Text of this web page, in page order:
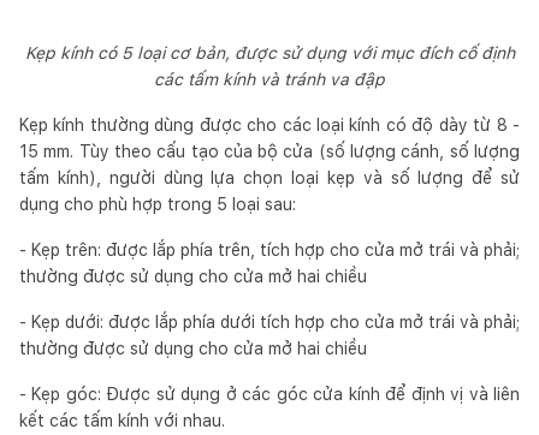
Kẹp kính có 5 loại cơ bản, được sử dụng với mục đích cố định
các tấm kính và tránh va đập
Kẹp kính thường dùng được cho các loại kính có độ dày từ 8 -
15 mm. Tùy theo cấu tạo của bộ cửa (số lượng cánh, số lượng
tấm kính), người dùng lựa chọn loại kẹp và số lượng để sử
dụng cho phù hợp trong 5 loại sau:
- Kẹp trên: được lắp phía trên, tích hợp cho cửa mở trái và phải;
thường được sử dụng cho cửa mở hai chiều
- Kẹp dưới: được lắp phía dưới tích hợp cho cửa mở trái và phải;
thường được sử dụng cho cửa mở hai chiều
- Kẹp góc: Được sử dụng ở các góc cửa kính để định vị và liên
kết các tấm kính với nhau.